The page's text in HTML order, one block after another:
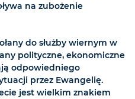
na zubożenie
do służby wiernym w
polityczne, ekonomiczne
odpowiedniego
przez Ewangelię.
jest wielkim znakiem